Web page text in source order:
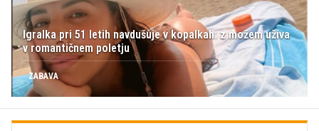
Igralka pri 51 letih navdušuje v kopalkah: z možem uživa
v romantičnem poletju
ZABAVA